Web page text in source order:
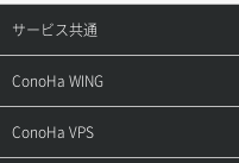
サービス共通
サポートトップ
ご契約・お支払い
ConoHa WING
サポートトップ
ConoHa VPS